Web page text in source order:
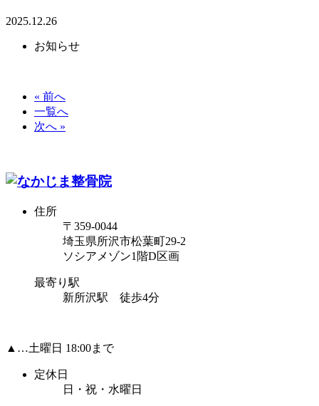
2025.12.26
お知らせ
« 前へ
一覧へ
次へ »
住所
〒359-0044
埼玉県所沢市松葉町29-2
ソシアメゾン1階D区画
最寄り駅
新所沢駅 徒歩4分
▲…土曜日 18:00まで
定休日
日・祝・水曜日